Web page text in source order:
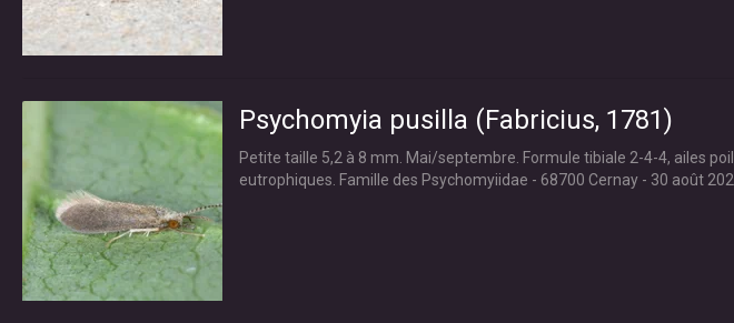
Psychomyia pusilla (Fabricius, 1781)
Petite taille 5,2 à 8 mm. Mai/septembre. Formule tibiale 2-4-4, ailes
eutrophiques. Famille des Psychomyiidae - 68700 Cernay - 30 août